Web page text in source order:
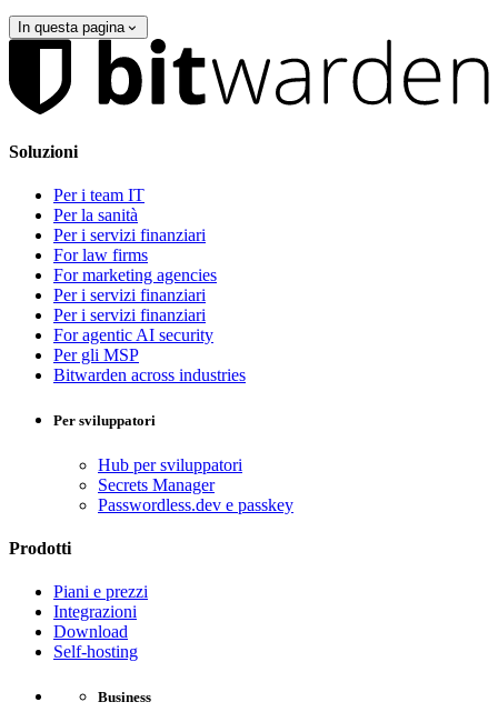
In questa pagina
Soluzioni
Per i team IT
Per la sanità
Per i servizi finanziari
For law firms
For marketing agencies
Per i servizi finanziari
Per i servizi finanziari
For agentic AI security
Per gli MSP
Bitwarden across industries
Per sviluppatori
Hub per sviluppatori
Secrets Manager
Passwordless.dev e passkey
Prodotti
Piani e prezzi
Integrazioni
Download
Self-hosting
Business